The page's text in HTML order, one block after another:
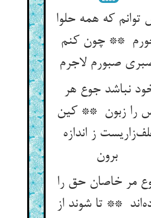
توانم که همه حلوا
** چون کنم
نباشد جوع هر
را زبون ** کین
ز اندازه
برون
مر خاصان حق را
** تا شوند از